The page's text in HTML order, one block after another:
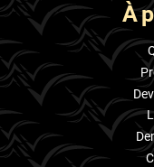
Skoda
Smart
Ssangyong
Subaru
Suzuki
À